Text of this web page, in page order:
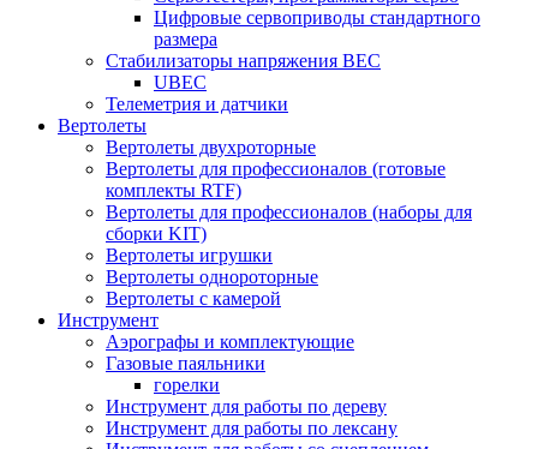
Цифровые сервоприводы стандартного
размера
Стабилизаторы напряжения BEC
UBEC
Телеметрия и датчики
Вертолеты
Вертолеты двухроторные
Вертолеты для профессионалов (готовые
комплекты RTF)
Вертолеты для профессионалов (наборы для
сборки KIT)
Вертолеты игрушки
Вертолеты однороторные
Вертолеты с камерой
Инструмент
Аэрографы и комплектующие
Газовые паяльники
горелки
Инструмент для работы по дереву
Инструмент для работы по лексану